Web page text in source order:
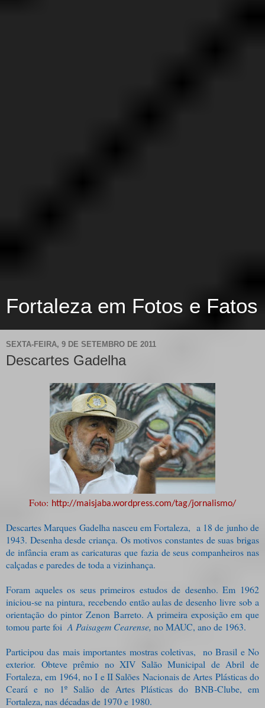
Fortaleza em Fotos e Fatos
SEXTA-FEIRA, 9 DE SETEMBRO DE 2011
Descartes Gadelha
Foto: http://maisjaba.wordpress.com/tag/jornalismo/
Descartes Marques Gadelha nasceu em Fortaleza, a 18 de junho de
1943. Desenha desde criança. Os motivos constantes de suas brigas
de infância eram as caricaturas que fazia de seus companheiros nas
calçadas e paredes de toda a vizinhança.
Foram aqueles os seus primeiros estudos de desenho. Em 1962
iniciou-se na pintura, recebendo então aulas de desenho livre sob a
orientação do pintor Zenon Barreto. A primeira exposição em que
tomou parte foi A Paisagem Cearense, no MAUC, ano de 1963.
Participou das mais importantes mostras coletivas, no Brasil e No
exterior. Obteve prêmio no XIV Salão Municipal de Abril de
Fortaleza, em 1964, no I e II Salões Nacionais de Artes Plásticas do
Ceará e no 1º Salão de Artes Plásticas do BNB-Clube, em
Fortaleza, nas décadas de 1970 e 1980.